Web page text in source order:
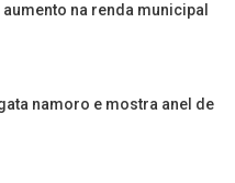
na renda municipal
namoro e mostra anel de